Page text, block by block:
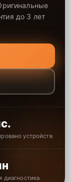
до 3 лет
устройств
диагностика